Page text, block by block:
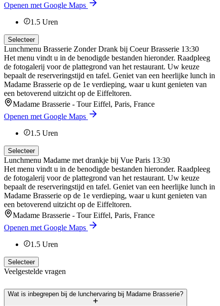
Openen met Google Maps
1.5 Uren
Selecteer
Lunchmenu Brasserie Zonder Drank bij Coeur Brasserie 13:30
Het menu vindt u in de benodigde bestanden hieronder. Raadpleeg
de fotogalerij voor de plattegrond van het restaurant. Uw keuze
bepaalt de reserveringstijd en tafel. Geniet van een heerlijke lunch in
Madame Brasserie op de 1e verdieping, waar u kunt genieten van
een betoverend uitzicht op de Eiffeltoren.
Madame Brasserie - Tour Eiffel, Paris, France
Openen met Google Maps
1.5 Uren
Selecteer
Lunchmenu Madame met drankje bij Vue Paris 13:30
Het menu vindt u in de benodigde bestanden hieronder. Raadpleeg
de fotogalerij voor de plattegrond van het restaurant. Uw keuze
bepaalt de reserveringstijd en tafel. Geniet van een heerlijke lunch in
Madame Brasserie op de 1e verdieping, waar u kunt genieten van
een betoverend uitzicht op de Eiffeltoren.
Madame Brasserie - Tour Eiffel, Paris, France
Openen met Google Maps
1.5 Uren
Selecteer
Veelgestelde vragen
Wat is inbegrepen bij de lunchervaring bij Madame Brasserie?